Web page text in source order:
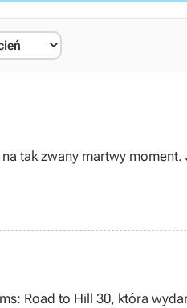
tak zwany martwy moment.
Road to Hill 30, która